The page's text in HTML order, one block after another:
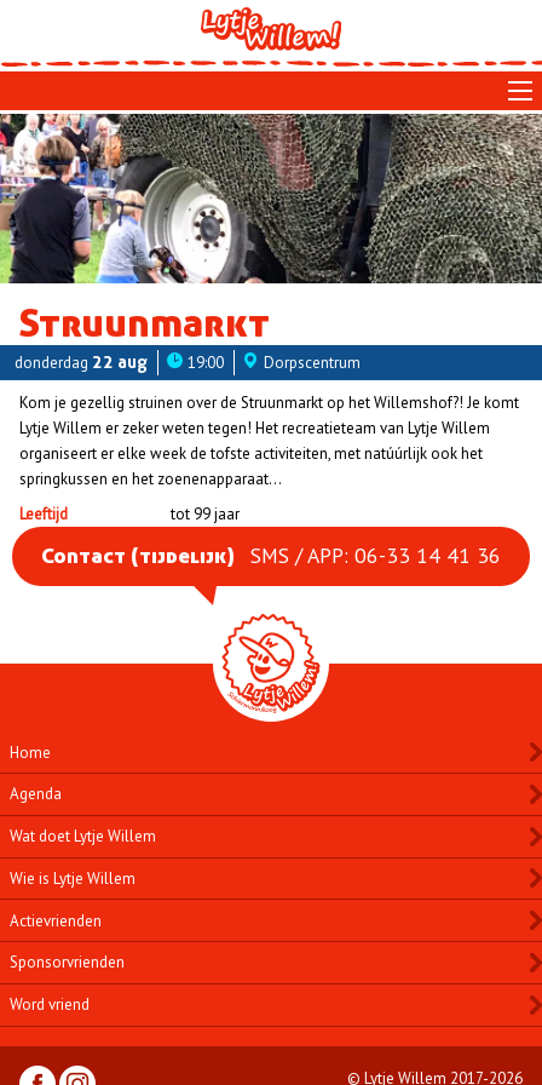
main
Struunmarkt
donderdag 22 aug 19:00
Dorpscentrum
Kom je gezellig struinen over de Struunmarkt op het Willemshof?! Je komt
Lytje Willem er zeker weten tegen! Het recreatieteam van Lytje Willem
organiseert er elke week de tofste activiteiten, met natúúrlijk ook het
springkussen en het zoenenapparaat...
Leeftijd
tot 99 jaar
Contact (tijdelijk) SMS / APP: 06-33 14 41 36
Home
Agenda
Wat doet Lytje Willem
Wie is Lytje Willem
Actievrienden
Sponsorvrienden
Word vriend
© Lytje Willem 2017-2026